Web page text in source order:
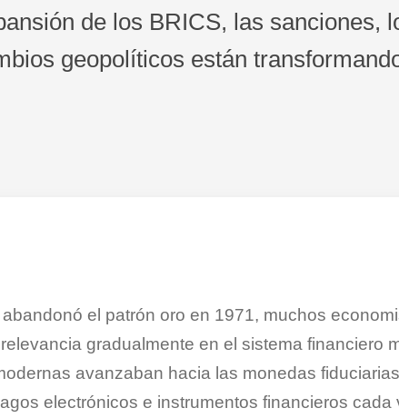
de los BRICS, las sanciones,
geopolíticos están
el patrón oro en 1971, muchos
gradualmente en el sistema financiero
avanzaban hacia las monedas
electrónicos e instrumentos financieros cada